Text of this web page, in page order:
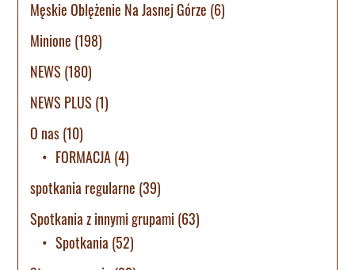
Męskie Oblężenie Na Jasnej Górze (6)
Minione (198)
NEWS (180)
NEWS PLUS (1)
O nas(10)
FORMACJA(4)
spotkania regularne (39)
Spotkania z innymi grupami (63)
Spotkania (52)